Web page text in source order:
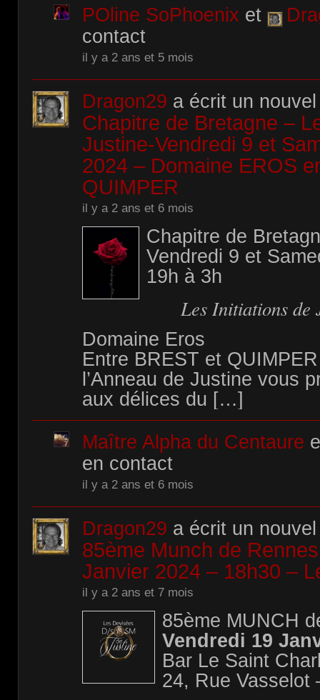
POline SoPhoenix et
contact
il y a 2 ans et 5 mois
Dragon29 a écrit un
Chapitre de Bretagne –
Justine-Vendredi 9 et
2024 – Domaine EROS
QUIMPER
il y a 2 ans et 6 mois
Chapitre de
Vendredi 9 et
19h à 3h
Les Initiations de
Domaine Eros
Entre BREST et QUIMPER
l’Anneau de Justine vous
aux délices du […]
Maître Alpha du Centaure
en contact
il y a 2 ans et 6 mois
Dragon29 a écrit un
85ème Munch de
Janvier 2024 – 18h30 –
il y a 2 ans et 7 mois
85ème MUNCH
Vendredi 19
Bar Le Saint
24, Rue Vasselot